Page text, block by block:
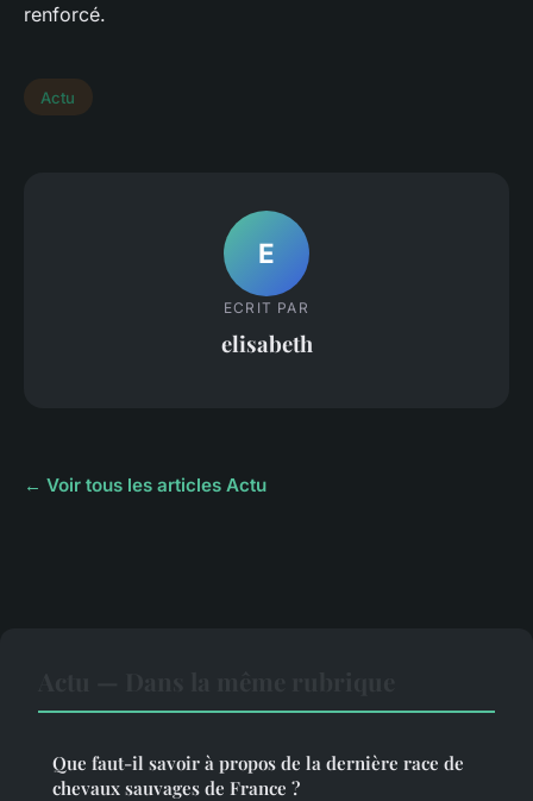
renforcé.
Actu
E
ECRIT PAR
elisabeth
← Voir tous les articles Actu
Que faut-il savoir à propos de la dernière race de
chevaux sauvages de France ?